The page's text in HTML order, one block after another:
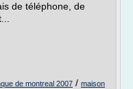
de téléphone, de
de montreal 2007 / maison